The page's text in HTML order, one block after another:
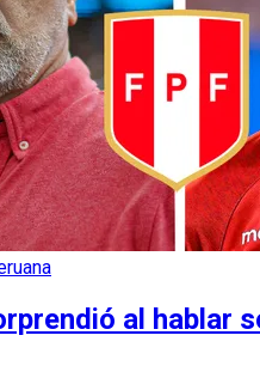
al hablar